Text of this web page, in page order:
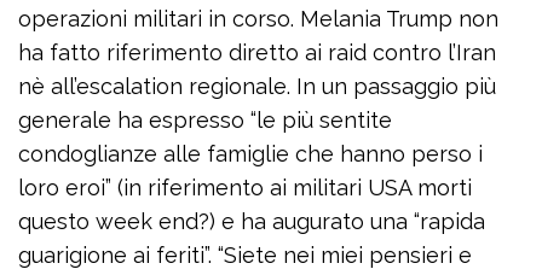
operazioni militari in corso. Melania Trump non
ha fatto riferimento diretto ai raid contro l’Iran
nè all’escalation regionale. In un passaggio più
generale ha espresso “le più sentite
condoglianze alle famiglie che hanno perso i
loro eroi” (in riferimento ai militari USA morti
questo week end?) e ha augurato una “rapida
guarigione ai feriti”. “Siete nei miei pensieri e